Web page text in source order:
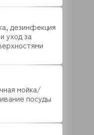
дезинфекция
и уход за
мойка/
посуды